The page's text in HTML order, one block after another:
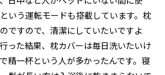
いう運転モードも搭載しています。枕
ですので、清潔にしていたいですよ
った結果、枕カバーは毎日洗いたいけ
精一杯という人が多かったんです。寝